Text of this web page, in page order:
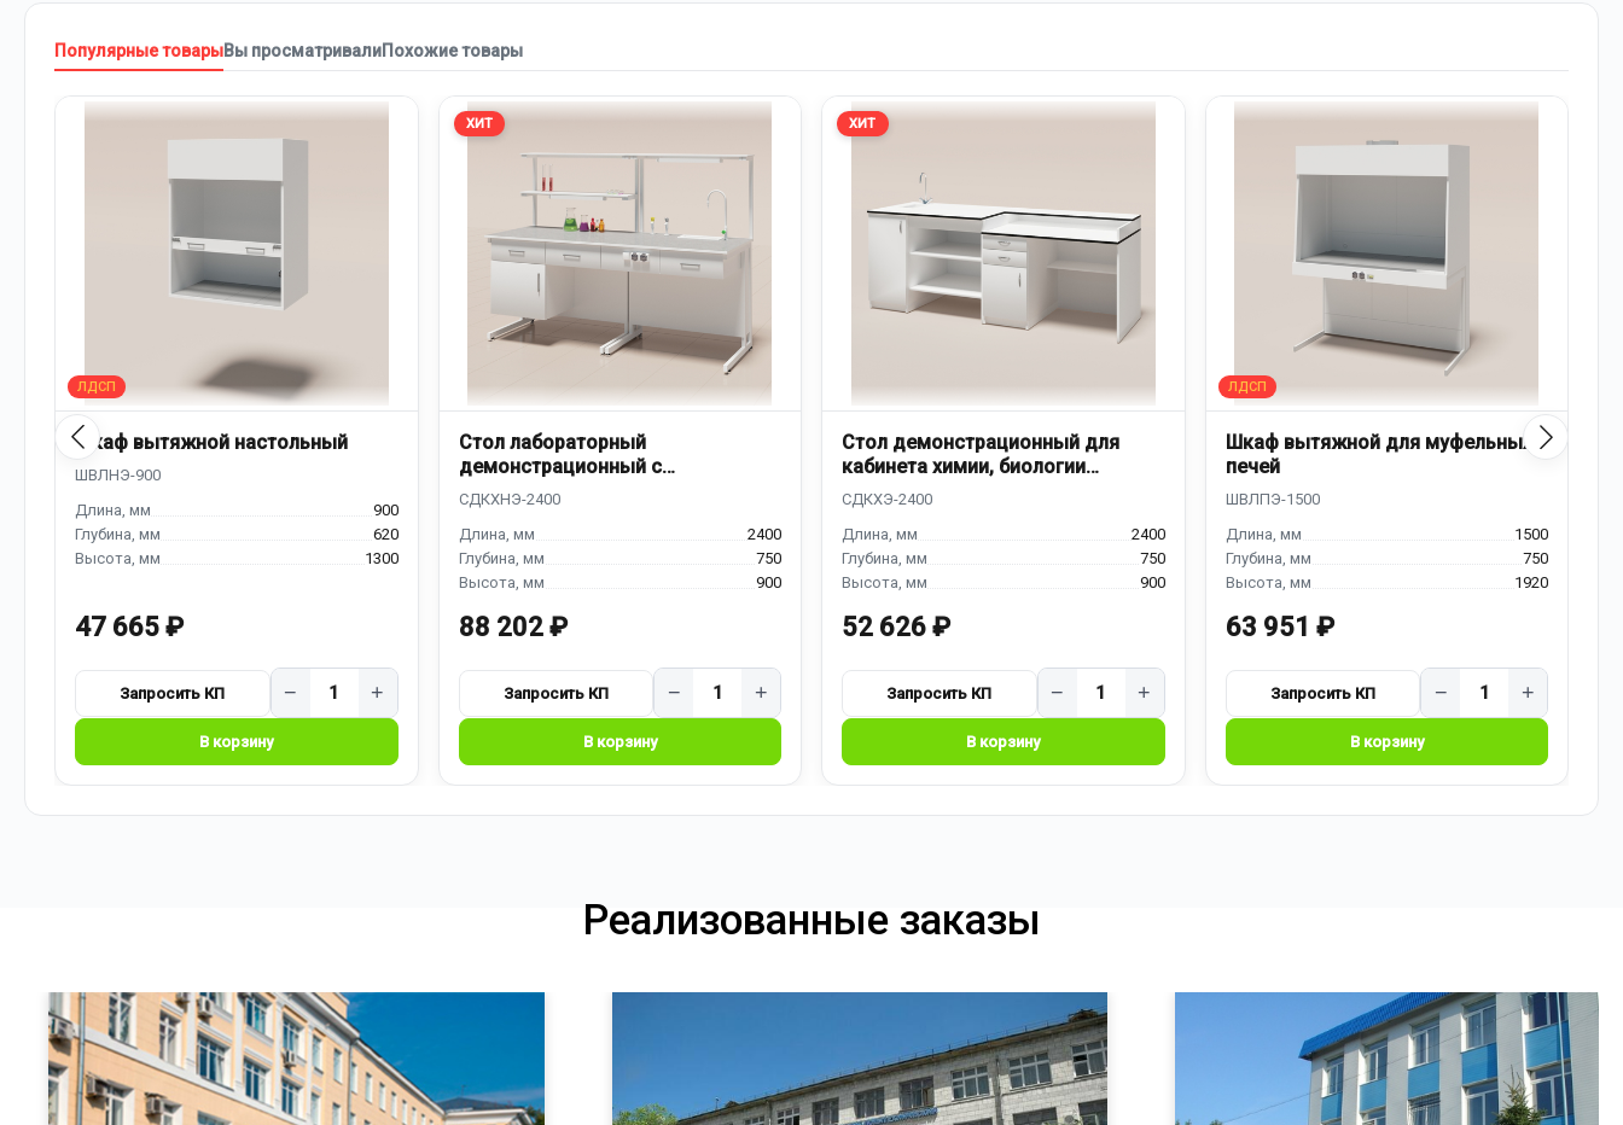
Популярные товарыВы просматривалиПохожие товары
Шкаф вытяжной настольный
900
620
1300
47 665 ₽
− +
ХИТ
Стол лабораторный
демонстрационный с
надстройкой
2400
750
900
88 202 ₽
− +
ХИТ
Стол демонстрационный для
кабинета химии, биологии
СДКХЭ-2400
2400
750
900
52 626 ₽
− +
Шкаф вытяжной для муфельных
печей
1500
750
1920
63 951 ₽
− +
Реализованные заказы